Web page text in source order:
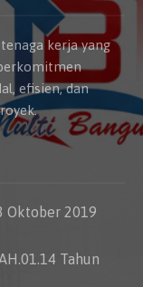
kerja yang
efisien, dan
Oktober 2019
Tahun